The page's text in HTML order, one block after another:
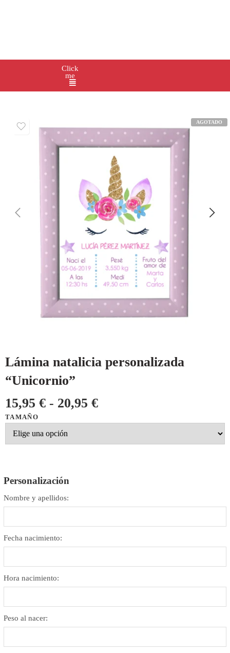
Click
me
AGOTADO
Lámina natalicia personalizada
“Unicornio”
15,95 € - 20,95 €
TAMAÑO
Personalización
Nombre y apellidos:
Fecha nacimiento:
Hora nacimiento:
Peso al nacer: